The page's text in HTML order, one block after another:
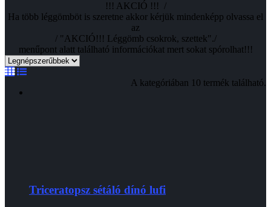
!!! AKCIÓ !!! /
Ha több léggömböt is szeretne akkor kérjük mindenképp olvassa el
az
/ "AKCIÓ!!! Léggömb csokrok, szettek"./
menűpont alatt található információkat mert sokat spórolhat!!!
A kategóriában 10 termék található.
Triceratopsz sétáló dínó lufi